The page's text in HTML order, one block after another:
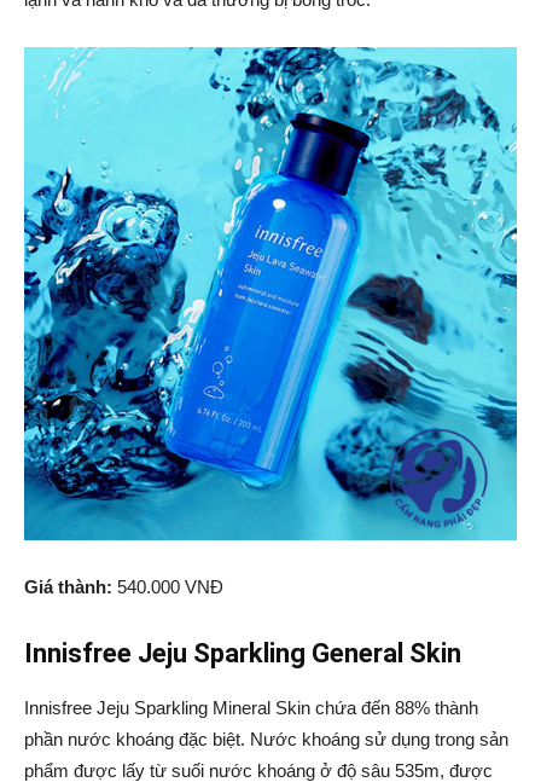
Giá thành: 540.000 VNĐ
Innisfree Jeju Sparkling General Skin
Innisfree Jeju Sparkling Mineral Skin chứa đến 88% thành
phần nước khoáng đặc biệt. Nước khoáng sử dụng trong sản
phẩm được lấy từ suối nước khoáng ở độ sâu 535m, được